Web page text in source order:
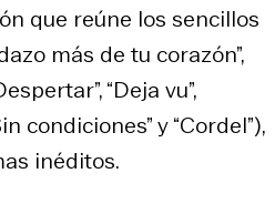
que reúne los sencillos
más de tu corazón”,
“Deja vu”,
condiciones” y “Cordel”),
inéditos.